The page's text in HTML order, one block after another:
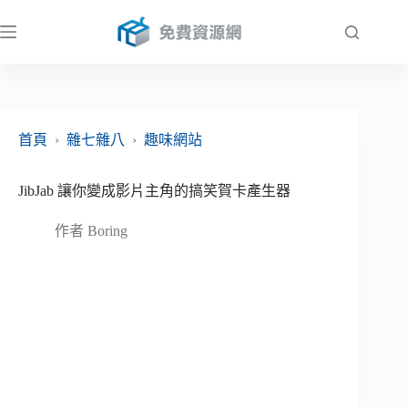
至
首頁
› 雜七雜八 › 趣味網站
JibJab 讓你變成影片主角的搞笑賀卡產生器
作者 Boring